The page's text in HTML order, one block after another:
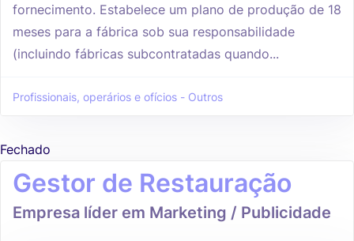
fornecimento. Estabelece um plano de produção de 18
meses para a fábrica sob sua responsabilidade
(incluindo fábricas subcontratadas quando...
Profissionais, operários e ofícios - Outros
Fechado
Gestor de Restauração
Empresa líder em Marketing / Publicidade